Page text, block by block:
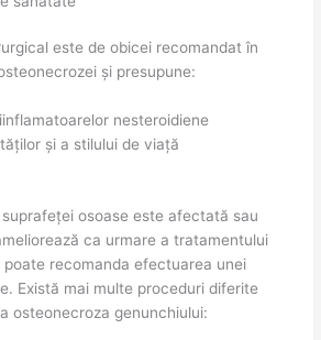
este de obicei recomandat în
și presupune:
nesteroidiene
și a stilului de viață
osoase este afectată sau
ca urmare a tratamentului
recomanda efectuarea unei
Există mai multe proceduri diferite
osteonecroza genunchiului: